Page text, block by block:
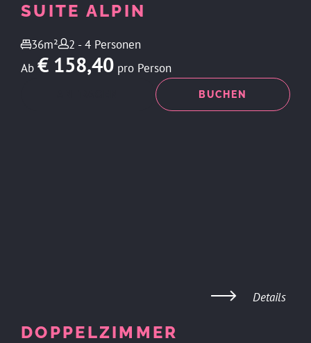
SUITE ALPIN
36m²
2 - 4 Personen
Ab € 158,40 pro Person
BUCHEN
DOPPELZIMMER
Details